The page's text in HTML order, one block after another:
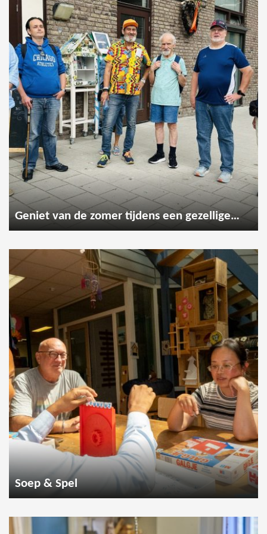
Geniet van de zomer tijdens een gezellige wandeling
Soep & Spel